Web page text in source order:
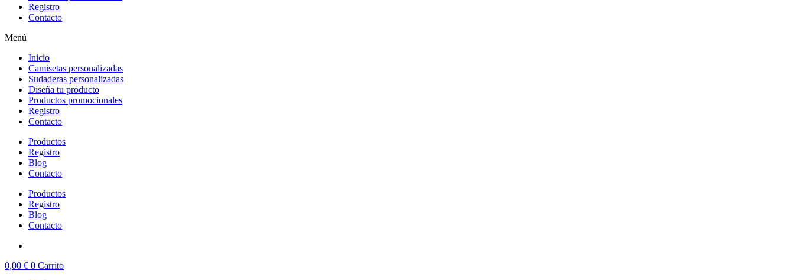
Registro
Contacto
Menú
Inicio
Camisetas personalizadas
Sudaderas personalizadas
Diseña tu producto
Productos promocionales
Registro
Contacto
Productos
Registro
Blog
Contacto
Productos
Registro
Blog
Contacto
0,00 € 0 Carrito